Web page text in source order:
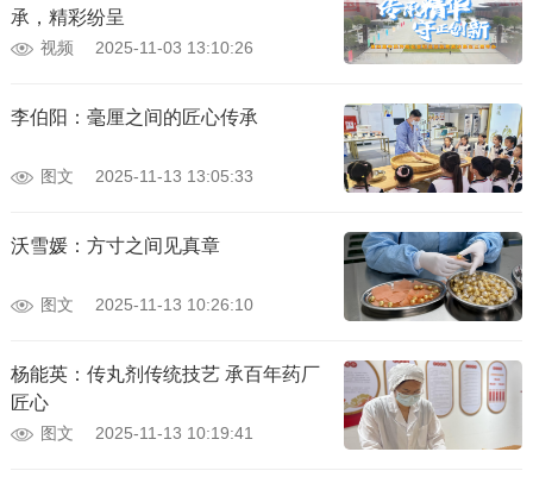
承，精彩纷呈
视频 2025-11-03 13:10:26
李伯阳：毫厘之间的匠心传承
图文 2025-11-13 13:05:33
沃雪媛：方寸之间见真章
图文 2025-11-13 10:26:10
杨能英：传丸剂传统技艺 承百年药厂
匠心
图文 2025-11-13 10:19:41